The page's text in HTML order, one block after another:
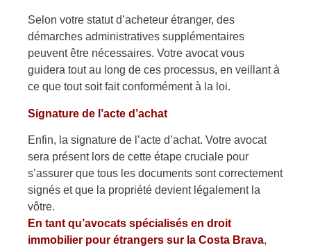
Selon votre statut d’acheteur étranger, des
démarches administratives supplémentaires
peuvent être nécessaires. Votre avocat vous
guidera tout au long de ces processus, en veillant à
ce que tout soit fait conformément à la loi.
Signature de l’acte d’achat
Enfin, la signature de l’acte d’achat. Votre avocat
sera présent lors de cette étape cruciale pour
s’assurer que tous les documents sont correctement
signés et que la propriété devient légalement la
vôtre.
En tant qu’avocats spécialisés en droit
immobilier pour étrangers sur la Costa Brava,